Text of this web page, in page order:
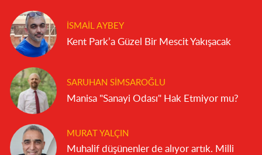
İSMAIL AYBEY
Kent Park’a Güzel Bir Mescit Yakışacak
SARUHAN SIMSAROĞLU
Manisa "Sanayi Odası" Hak Etmiyor mu?
MURAT YALÇIN
Muhalif düşünenler de alıyor artık. Milli